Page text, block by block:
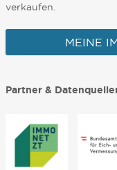
verkaufen.
MEINE
Partner &